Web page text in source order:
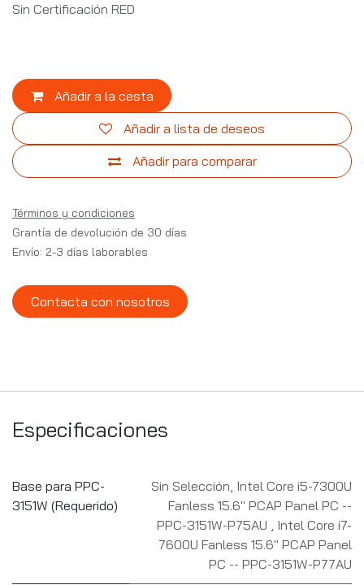
Sin Certificación RED
Añadir a la cesta
Añadir para comparar
Añadir a lista de deseos
Términos y condiciones
Grantía de devolución de 30 días
Envío: 2-3 días laborables
Contacta con nosotros
Especificaciones
Base para PPC-
3151W (Requerido)
Sin Selección Intel Core i5-7300U
Fanless 15.6" PCAP Panel PC --
PPC-3151W-P75AU
Intel Core i7-
7600U Fanless 15.6" PCAP Panel
PC -- PPC-3151W-P77AU